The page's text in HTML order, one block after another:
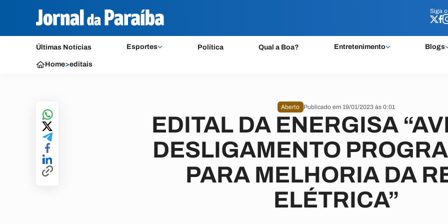
Siga o
Últimas Notícias Esportes Política Qual a Boa? Entretenimento Blogs
Siga o
Home>editais
Aberto Publicado em 19/01/2023 às 0:01
EDITAL DA ENERGISA
DESLIGAMENTO
PARA MELHORIA DA
ELÉTRICA”